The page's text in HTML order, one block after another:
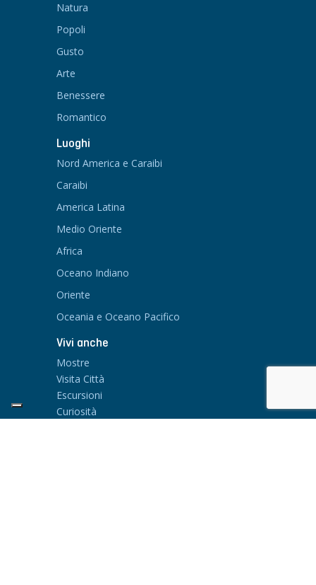
Natura
Popoli
Gusto
Arte
Benessere
Romantico
Luoghi
Nord America e Caraibi
Caraibi
America Latina
Medio Oriente
Africa
Oceano Indiano
Oriente
Oceania e Oceano Pacifico
Vivi anche
Mostre
Visita Città
Escursioni
Curiosità